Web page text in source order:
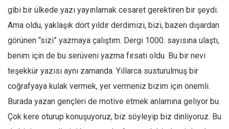
gibi bir ülkede yazı yayınlamak cesaret gerektiren bir şeydi.
Ama oldu, yaklaşık dört yıldır derdimizi, bizi, bazen dışardan
görünen “sizi” yazmaya çalıştım. Dergi 1000. sayısına ulaştı,
benim için de bu serüveni yazma fırsatı oldu. Bu bir nevi
teşekkür yazısı aynı zamanda. Yıllarca susturulmuş bir
coğrafyaya kulak vermek, yer vermeniz bizim için önemli.
Burada yazan gençleri de motive etmek anlamına geliyor bu.
Çok kere oturup konuşuyoruz, biz söyleyip biz dinliyoruz. Bu